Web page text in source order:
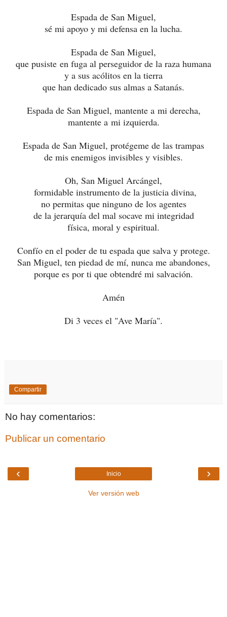
Espada de San Miguel,
sé mi apoyo y mi defensa en la lucha.
Espada de San Miguel,
que pusiste en fuga al perseguidor de la raza humana
y a sus acólitos en la tierra
que han dedicado sus almas a Satanás.
Espada de San Miguel, mantente a mi derecha,
mantente a mi izquierda.
Espada de San Miguel, protégeme de las trampas
de mis enemigos invisibles y visibles.
Oh, San Miguel Arcángel,
formidable instrumento de la justicia divina,
no permitas que ninguno de los agentes
de la jerarquía del mal socave mi integridad
física, moral y espiritual.
Confío en el poder de tu espada que salva y protege.
San Miguel, ten piedad de mí, nunca me abandones,
porque es por ti que obtendré mi salvación.
Amén
Di 3 veces el "Ave María".
Compartir
No hay comentarios:
Publicar un comentario
‹ ›
Inicio
Ver versión web